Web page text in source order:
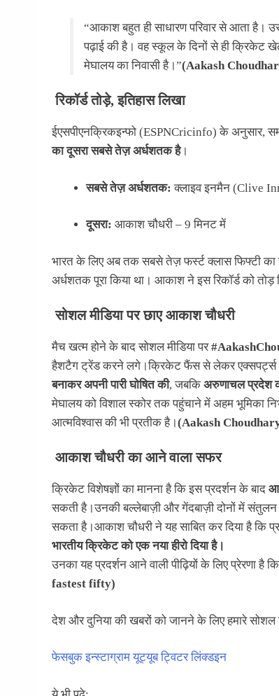
“आकाश बहुत ही साधारण परिवार से आता है।
पढ़ाई की है। वह स्कूल के दिनों से ही क्रिकेट
मेघालय का निवासी है।”(Aakash
रिकॉर्ड तोड़े, इतिहास लिखा
ईएसपीएनक्रिकइन्फो (ESPNCricinfo) के अनुसार,
का दूसरा सबसे तेज़ अर्धशतक है।
सबसे तेज़ अर्धशतक: क्लाइव इनमैन (Clive
दूसरा: आकाश चौधरी – 9 मिनट में
भारत के लिए अब तक सबसे तेज़ फर्स्ट क्लास फिफ्टी का
अर्धशतक पूरा किया था। आकाश ने इस रिकॉर्ड को तोड़
सोशल मीडिया पर छाए आकाश चौधरी
मैच खत्म होने के बाद सोशल मीडिया पर
हैशटैग ट्रेंड करने लगे।क्रिकेट फैंस से लेकर एक्सपर्ट्स
बनाकर अपनी पारी घोषित की, जबकि अरुणाचल प्रदेश
मेघालय को विशाल स्कोर तक पहुंचाने में अहम भूमिका
आत्मविश्वास की भी प्रतीक है।(Aakash
आकाश चौधरी का आने वाला सफर
क्रिकेट विशेषज्ञों का मानना है कि इस प्रदर्शन के बाद
सकती है।उनकी बल्लेबाज़ी और गेंदबाज़ी दोनों में
सकता है।आकाश चौधरी ने यह साबित कर दिया है कि
भारतीय क्रिकेट को एक नया हीरो दिया है।
उनका यह प्रदर्शन आने वाली पीढ़ियों के लिए प्रेरणा
fastest fifty)
देश और दुनिया की खबरों को जानने के लिए हमारे सोशल
फेसबुक इन्स्टाग्राम यूट्यूब ट्विटर लिंक्डइन